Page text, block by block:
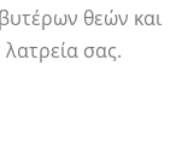
θεών και
σας.